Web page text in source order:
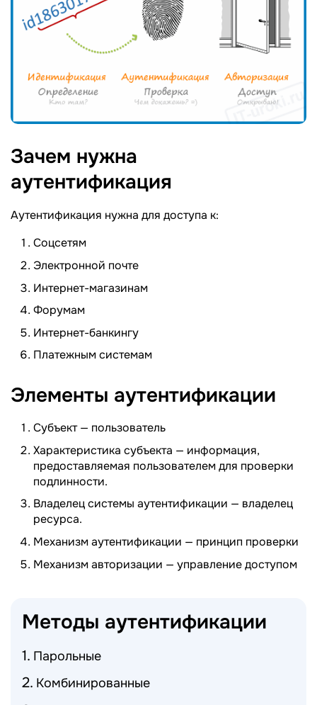
Зачем нужна
аутентификация
Аутентификация нужна для доступа к:
Соцсетям
Электронной почте
Интернет-магазинам
Форумам
Интернет-банкингу
Платежным системам
Элементы аутентификации
Субъект — пользователь
Характеристика субъекта — информация,
предоставляемая пользователем для проверки
подлинности.
Владелец системы аутентификации — владелец
ресурса.
Механизм аутентификации — принцип проверки
Механизм авторизации — управление доступом
Методы аутентификации
Парольные
Комбинированные